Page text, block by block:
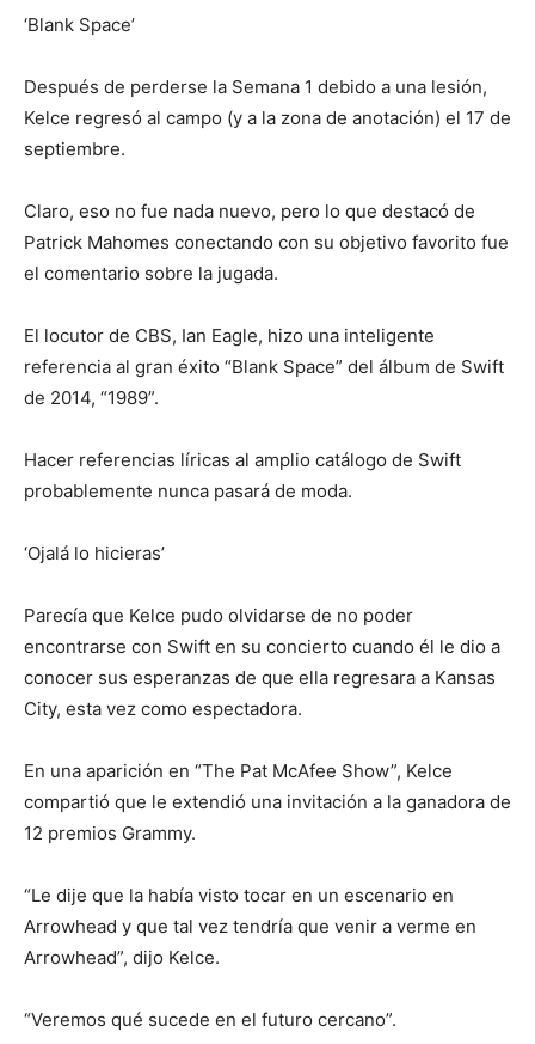
‘Blank Space’
Después de perderse la Semana 1 debido a una lesión,
Kelce regresó al campo (y a la zona de anotación) el 17 de
septiembre.
Claro, eso no fue nada nuevo, pero lo que destacó de
Patrick Mahomes conectando con su objetivo favorito fue
el comentario sobre la jugada.
El locutor de CBS, Ian Eagle, hizo una inteligente
referencia al gran éxito “Blank Space” del álbum de Swift
de 2014, “1989”.
Hacer referencias líricas al amplio catálogo de Swift
probablemente nunca pasará de moda.
‘Ojalá lo hicieras’
Parecía que Kelce pudo olvidarse de no poder
encontrarse con Swift en su concierto cuando él le dio a
conocer sus esperanzas de que ella regresara a Kansas
City, esta vez como espectadora.
En una aparición en “The Pat McAfee Show”, Kelce
compartió que le extendió una invitación a la ganadora de
12 premios Grammy.
“Le dije que la había visto tocar en un escenario en
Arrowhead y que tal vez tendría que venir a verme en
Arrowhead”, dijo Kelce.
“Veremos qué sucede en el futuro cercano”.